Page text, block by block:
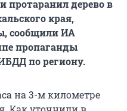
протаранил дерево в
края,
сообщили ИА
пропаганды
по региону.
на 3-м километре